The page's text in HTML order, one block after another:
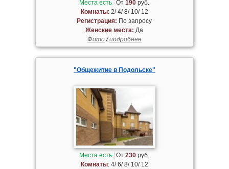
Места есть От190 руб.
Комнаты: 2/ 4/ 8/ 10/ 12
Регистрация: По запросу
Женские места: Да
Фото/подробнее
"Общежитие в Подольске"
Места есть От230 руб.
Комнаты: 4/ 6/ 8/ 10/ 12